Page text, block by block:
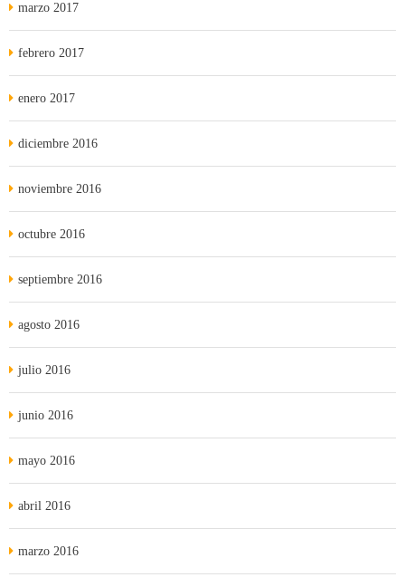
marzo 2017
febrero 2017
enero 2017
diciembre 2016
noviembre 2016
octubre 2016
septiembre 2016
agosto 2016
julio 2016
junio 2016
mayo 2016
abril 2016
marzo 2016